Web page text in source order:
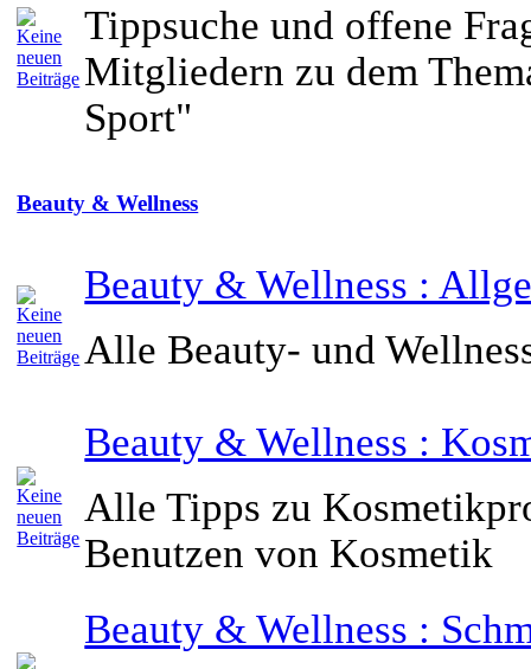
Tippsuche und offene
Mitgliedern zu dem
Sport"
Beauty & Wellness
Beauty & Wellness :
Alle Beauty- und
Beauty & Wellness :
Alle Tipps zu
Benutzen von Kosmetik
Beauty & Wellness :